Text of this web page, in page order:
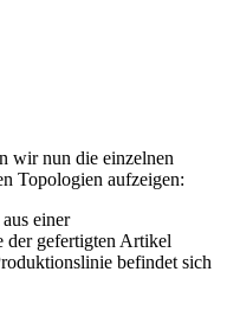
wir nun die einzelnen
Topologien aufzeigen:
einer
der gefertigten Artikel
befindet sich